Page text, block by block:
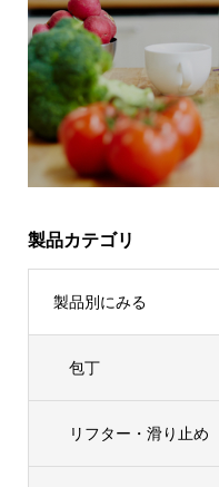
製品カテゴリ
製品別にみる
包丁
リフター・滑り止め